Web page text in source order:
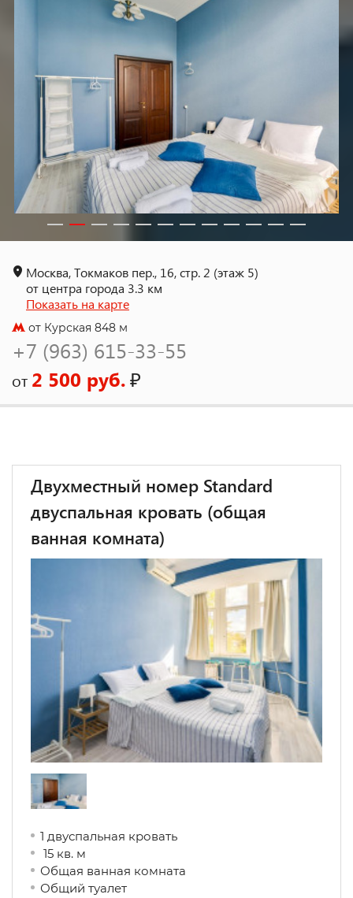
Москва, Токмаков пер., 16, стр. 2 (этаж 5)
от центра города 3.3 км
Показать на карте
от Курская 848 м
+7 (963) 615-33-55
от 2 500 руб.₽
Двухместный номер Standard
двуспальная кровать (общая
ванная комната)
1 двуспальная кровать
15 кв. м
Общая ванная комната
Общий туалет